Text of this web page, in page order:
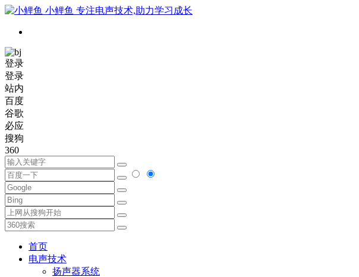
小鲤鱼 专注电声技术,助力学习成长
登录
登录
站内
百度
谷歌
必应
搜狗
360
首页
电声技术
扬声器系统